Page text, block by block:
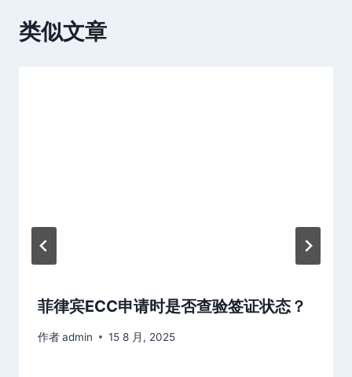
类似文章
菲律宾ECC申请时是否查验签证状态？
作者admin 15 8 月, 2025